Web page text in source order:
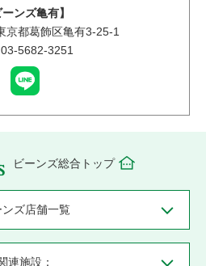
ーンズ亀有】
京都葛飾区亀有3-25-1
5682-3251
ビーンズ総合トップ
ンズ店舗一覧
連施設：